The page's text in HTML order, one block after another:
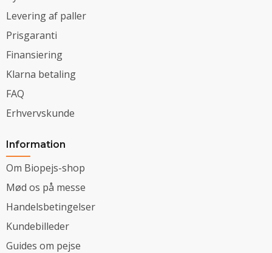
Levering af paller
Prisgaranti
Finansiering
Klarna betaling
FAQ
Erhvervskunde
Information
Om Biopejs-shop
Mød os på messe
Handelsbetingelser
Kundebilleder
Guides om pejse